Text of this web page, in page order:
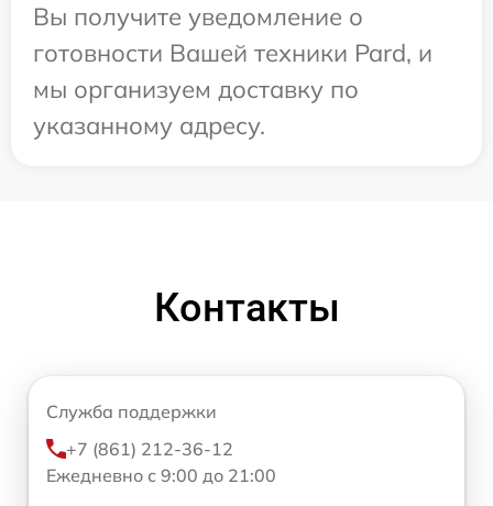
Вы получите уведомление о
готовности Вашей техники Pard, и
мы организуем доставку по
указанному адресу.
Контакты
Служба поддержки
+7 (861) 212-36-12
Ежедневно с 9:00 до 21:00